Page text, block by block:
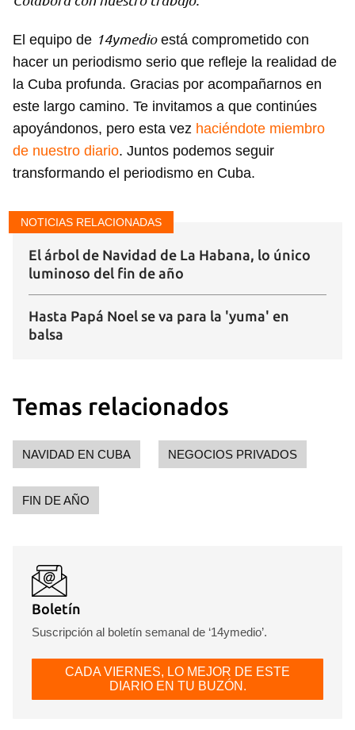
Guardar como favorito
Para poder guardar como favorito, primero has de
iniciar sesión con tu cuenta de 14ymedio.
INICIAR SESIÓN
El equipo de 14ymedioestá comprometido con
hacer un periodismo serio que refleje la realidad de
la Cuba profunda. Gracias por acompañarnos en
este largo camino. Te invitamos a que continúes
apoyándonos, pero esta vez haciéndote miembro
de nuestro diario. Juntos podemos seguir
transformando el periodismo en Cuba.
NOTICIAS RELACIONADAS
El árbol de Navidad de La Habana, lo único
luminoso del fin de año
Hasta Papá Noel se va para la 'yuma' en
balsa
Temas relacionados
NAVIDAD EN CUBA NEGOCIOS PRIVADOS
FIN DE AÑO
Boletín
Suscripción al boletín semanal de ‘14ymedio’.
CADA VIERNES, LO MEJOR DE ESTE
DIARIO EN TU BUZÓN.